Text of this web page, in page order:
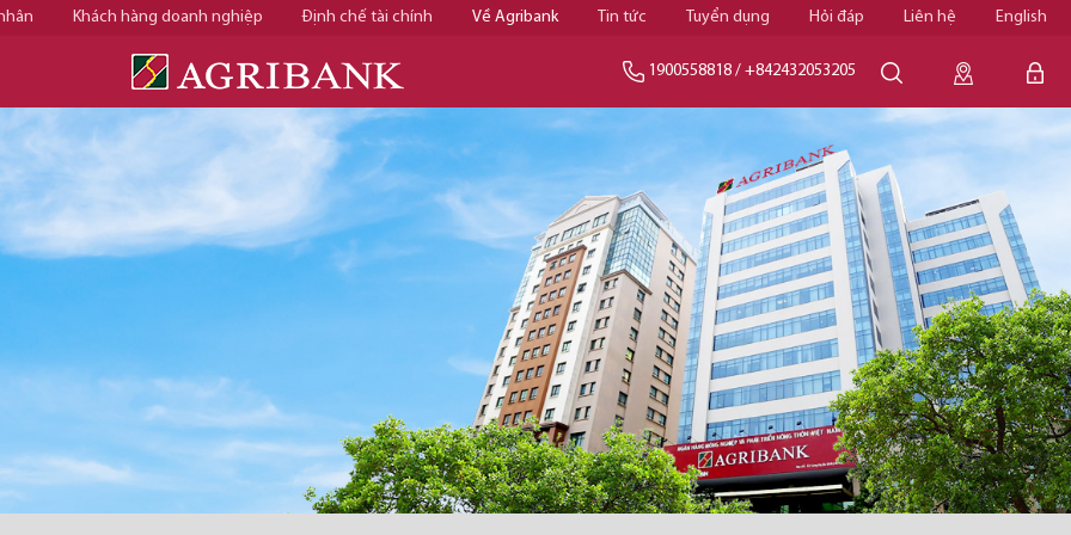
Khách hàng doanh nghiệp Định chế tài chính Về Agribank Tin tức Tuyển dụng Hỏi đáp Liên hệ English
1900558818 / +842432053205